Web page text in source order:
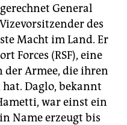
General
des
Macht im Land. Er
Forces (RSF), eine
Armee, die ihren
Daglo, bekannt
war einst ein
Name erzeugt bis